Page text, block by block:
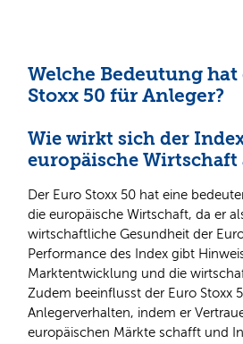
Welche Bedeutung hat
Stoxx 50 für Anleger?
Wie wirkt sich der
europäische Wirtschaft
Der Euro Stoxx 50 hat eine
die europäische Wirtschaft, da er
wirtschaftliche Gesundheit der
Performance des Index gibt
Marktentwicklung und die
Zudem beeinflusst der Euro Stoxx
Anlegerverhalten, indem er
europäischen Märkte schafft und